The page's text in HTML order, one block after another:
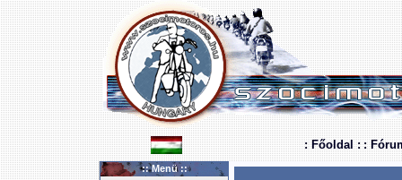
: Főoldal : :
:: Menü ::